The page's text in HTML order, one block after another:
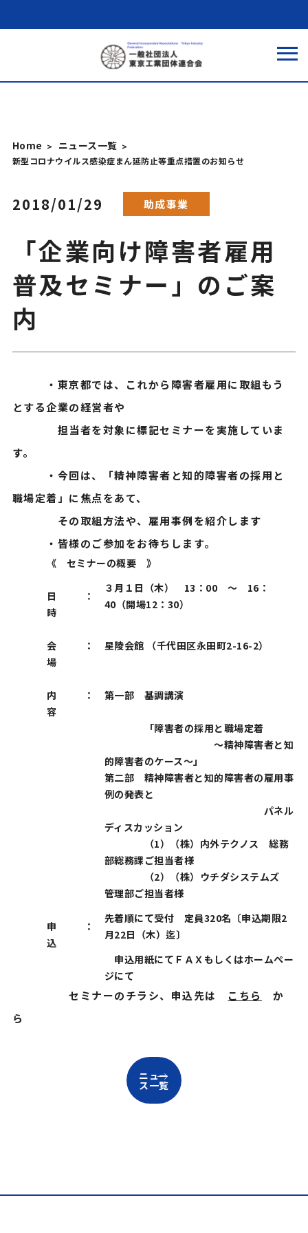
Home ニュース一覧
新型コロナウイルス感染症まん延防止等重点措置のお知らせ
2018/01/29 助成事業
「企業向け障害者雇用
普及セミナー」のご案
内
・東京都では、これから障害者雇用に取組もう
とする企業の経営者や
担当者を対象に標記セミナーを実施していま
す。
・今回は、「精神障害者と知的障害者の採用と
職場定着」に焦点をあて、
その取組方法や、雇用事例を紹介します
・皆様のご参加をお待ちします。
《 セミナーの概要 》
日
時
：
３月１日（木） 13：00 ～ 16：
40（開場12：30）
会
場
： 星陵会館 （千代田区永田町2-16-2）
内
容
： 第一部 基調講演
「障害者の採用と職場定着
～精神障害者と知
的障害者のケース～」
第二部 精神障害者と知的障害者の雇用事
例の発表と
パネル
ディスカッション
（1）（株）内外テクノス 総務
部総務課ご担当者様
（2）（株）ウチダシステムズ
管理部ご担当者様
申
込
：
先着順にて受付 定員320名〔申込期限2
月22日（木）迄〕
申込用紙にてＦＡＸもしくはホームぺー
ジにて
セミナーのチラシ、申込先は こちら
か
ら
ニュー
ス一覧